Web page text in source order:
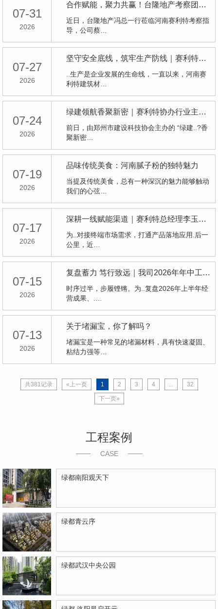
07-31
2026
合作赋能，聚力共赢！台隆地产考察团莅临赛利特考察
近日，台隆地产冯总一行莅临河南赛利特考察指
导，公司蔡…
07-27
2026
坚守安全底线，筑牢生产防线｜赛利特工厂顺利通过各级消防安全专项检查
..生产是企业发展的生命线，一直以来，河南赛
利特建筑材…
07-24
2026
绿建领航香聚新密｜赛利特协办行业主题活动圆满落幕，共绘绿色建材发展新蓝图
前日，由郑州市建设科技协会主办的 “绿建..?香
聚新密…
07-19
2026
品味传统美食：河南腻子粉的独特魅力
当提及传统美食，总有一种深沉的魅力能够触动
我们的心弦…
07-17
2026
深耕一线赋能渠道｜赛利特总经理李玉伟走访经销商，现场实测背胶性能获市场高度认可
为..对接终端市场需求，打通产品落地应用.后一
公里，近…
07-15
2026
复盘蓄力 笃行致远｜我司2026年年中工作总结大会圆满落幕
时序过半，步履铿锵。为..复盘2026年上半年经
营成果、.…
07-13
2026
关于堵漏宝，你了解吗？
堵漏宝是一种常见的堵漏材料，具有快速凝固、
粘结力强等…
共381记录 «上一页 1 2 3 4 ... 32
下一页»
工程案例
CASE
绿都南阳观天下
绿都青云序
绿都武汉中央公园